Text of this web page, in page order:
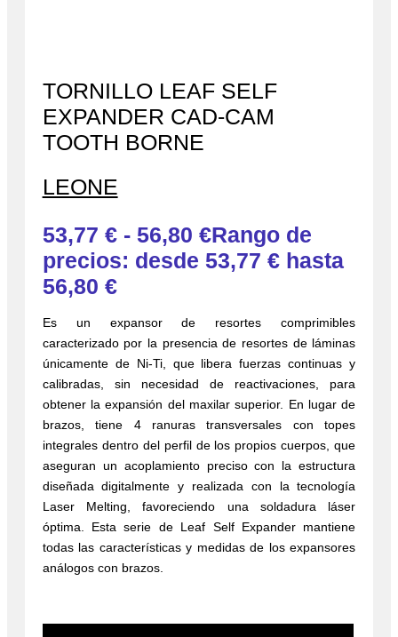
TORNILLO LEAF SELF
EXPANDER CAD-CAM
TOOTH BORNE
LEONE
53,77 € - 56,80 €Rango de
precios: desde 53,77 € hasta
56,80 €
Es un expansor de resortes comprimibles
caracterizado por la presencia de resortes de láminas
únicamente de Ni-Ti, que libera fuerzas continuas y
calibradas, sin necesidad de reactivaciones, para
obtener la expansión del maxilar superior. En lugar de
brazos, tiene 4 ranuras transversales con topes
integrales dentro del perfil de los propios cuerpos, que
aseguran un acoplamiento preciso con la estructura
diseñada digitalmente y realizada con la tecnología
Laser Melting, favoreciendo una soldadura láser
óptima. Esta serie de Leaf Self Expander mantiene
todas las características y medidas de los expansores
análogos con brazos.